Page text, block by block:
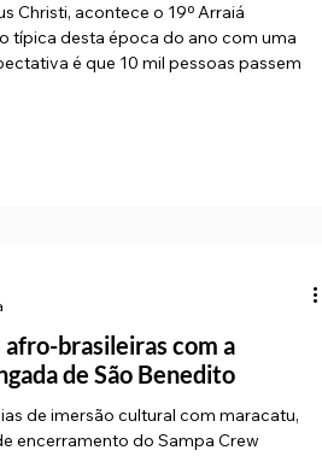
Christi, acontece o 19º Arraiá
típica desta época do ano com uma
é que 10 mil pessoas passem
brasileiras com a
de São Benedito
de imersão cultural com maracatu,
encerramento do Sampa Crew